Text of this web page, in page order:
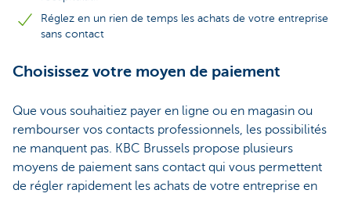
Réglez en un rien de temps les achats de votre entreprise
sans contact
Choisissez votre moyen de paiement
Que vous souhaitiez payer en ligne ou en magasin ou
rembourser vos contacts professionnels, les possibilités
ne manquent pas. KBC Brussels propose plusieurs
moyens de paiement sans contact qui vous permettent
de régler rapidement les achats de votre entreprise en